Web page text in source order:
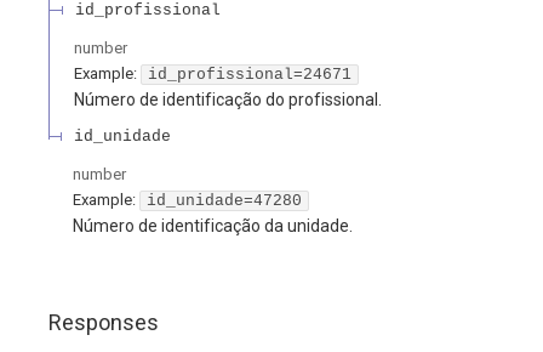
id_profissional
number
Example:
id_profissional=24671
Número de identificação do profissional.
id_unidade
number
Example:
id_unidade=47280
Número de identificação da unidade.
Responses